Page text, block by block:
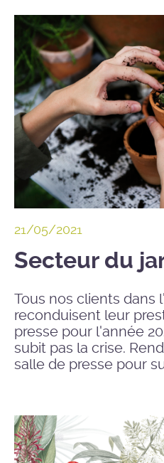
21/05/2021
Secteur du
Tous nos clients dans
reconduisent leur
presse pour l'année
subit pas la crise.
salle de presse pour